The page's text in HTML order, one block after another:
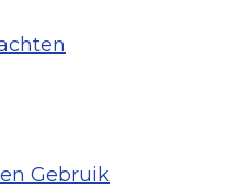
Gebruik